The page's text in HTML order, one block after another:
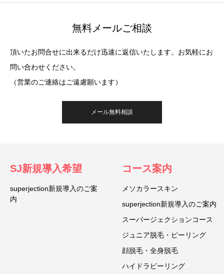
無料メールご相談
頂いたお問合せに出来るだけ迅速に返信いたします。お気軽にお
問い合わせください。
（営業のご連絡はご遠慮願います）
メール無料相談
SJ新規導入希望
superjection新規導入のご案
内
コース案内
メソカラースキン
superjection新規導入のご案内
スーパージェクションコース
ジュニア脱毛・ピーリング
顔脱毛・全身脱毛
ハイドラピーリング